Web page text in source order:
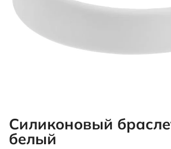
Силиконовый
белый